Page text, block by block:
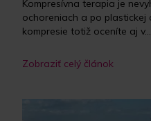
Kompresívna terapia je
ochoreniach a po plastickej
kompresie totiž oceníte aj v...
Zobraziť celý článok